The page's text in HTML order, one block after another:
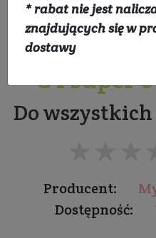
SUN
twarzy i
C i super
Do
Producent:
Dostępność:
* rabat nie jest
znajdujących się w
dostawy